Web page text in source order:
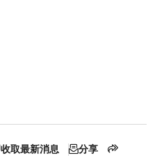
收取最新消息 分享